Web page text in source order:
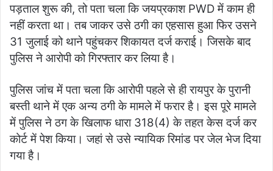
पड़ताल शुरू की, तो पता चला कि जयप्रकाश PWD में काम ही
नहीं करता था। तब जाकर उसे ठगी का एहसास हुआ फिर उसने
31 जुलाई को थाने पहुंचकर शिकायत दर्ज कराई। जिसके बाद
पुलिस ने आरोपी को गिरफ्तार कर लिया है।
पुलिस जांच में पता चला कि आरोपी पहले से ही रायपुर के पुरानी
बस्ती थाने में एक अन्य ठगी के मामले में फरार है। इस पूरे मामले
में पुलिस ने ठग के खिलाफ धारा 318(4) के तहत केस दर्ज कर
कोर्ट में पेश किया। जहां से उसे न्यायिक रिमांड पर जेल भेज दिया
गया है।